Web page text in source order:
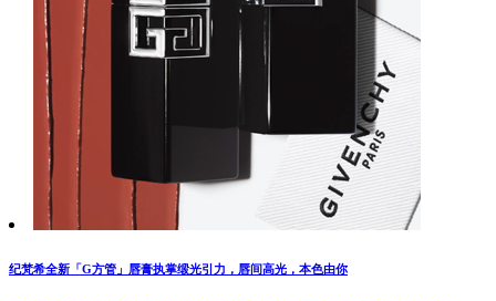
纪梵希全新「G方管」唇膏执掌缎光引力，唇间高光，本色由你